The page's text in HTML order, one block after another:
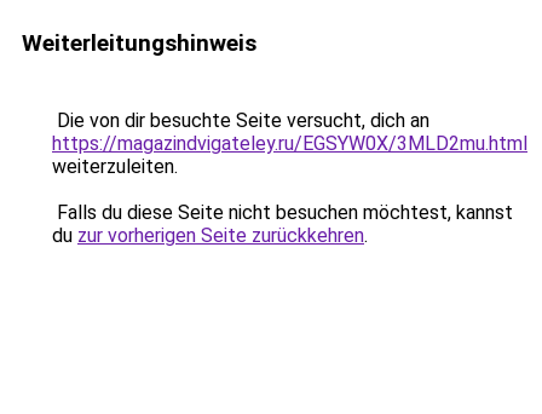
Weiterleitungshinweis
Die von dir besuchte Seite versucht, dich an
https://magazindvigateley.ru/EGSYW0X/3MLD2mu.html
weiterzuleiten.
Falls du diese Seite nicht besuchen möchtest, kannst
du zur vorherigen Seite zurückkehren.